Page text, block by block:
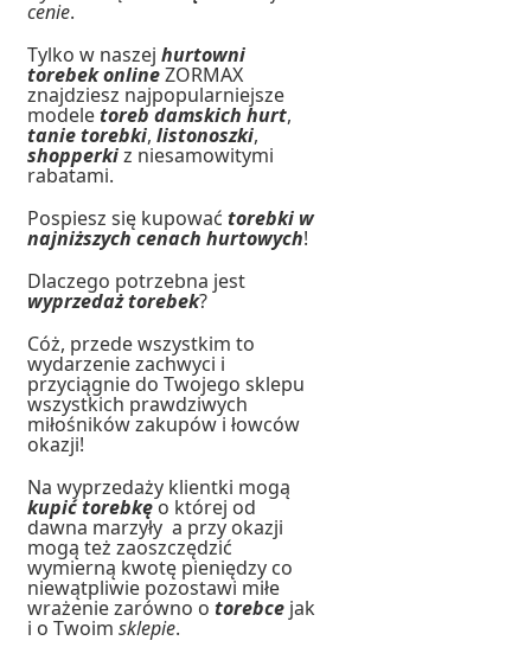
cenie.
Tylko w naszejhurtowni
torebek onlineZORMAX
znajdziesz najpopularniejsze
modeletoreb damskich hurt,
tanie torebki,listonoszki,
shopperkiz niesamowitymi
rabatami.
Pospiesz się kupowaćtorebki w
najniższych cenach hurtowych!
Dlaczego potrzebna jest
wyprzedaż torebek?
Cóż, przede wszystkim to
wydarzenie zachwyci i
przyciągnie do Twojego sklepu
wszystkich prawdziwych
miłośników zakupów i łowców
okazji!
Na wyprzedaży klientki mogą
kupić torebkęo której od
dawna marzyły a przy okazji
mogą też zaoszczędzić
wymierną kwotę pieniędzy co
niewątpliwie pozostawi miłe
wrażenie zarówno otorebce jak
i o Twoimsklepie.